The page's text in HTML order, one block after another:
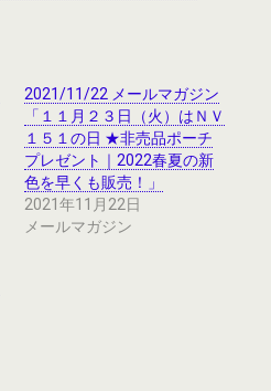
2021/11/22 メールマガジン
「１１月２３日（火）はＮＶ
１５１の日 ★非売品ポーチ
プレゼント｜2022春夏の新
色を早くも販売！」
2021年11月22日
メールマガジン